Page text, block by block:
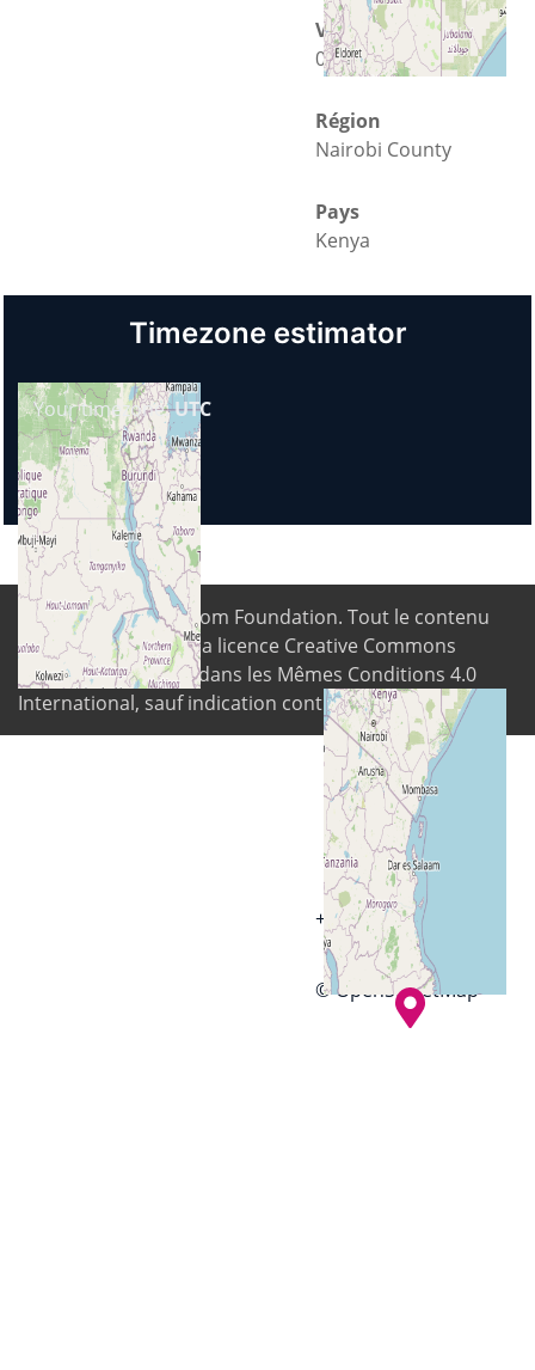
+ −
© OpenStreetMap
Ville
00600 Nairobi
Région
Nairobi County
Pays
Kenya
Timezone estimator
Your timezone:UTC
© 2026Digital Freedom Foundation. Tout le contenu
est disponible sous la licence Creative Commons
Attribution-Partage dans les Mêmes Conditions 4.0
International, sauf indication contraire.